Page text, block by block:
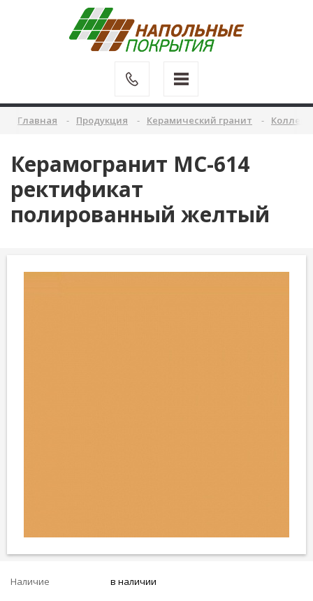
Главная Продукция Керамический гранит
Керамогранит MC-614
ректификат
полированный желтый
Наличие в наличии